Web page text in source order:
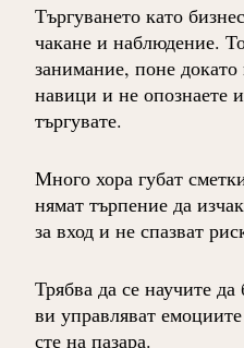
Търгуването като
чакане и наблюдение.
занимание, поне докато
навици и не опознаете
търгувате.
Много хора губат
нямат търпение да
за вход и не спазват
Трябва да се научите
ви управляват
сте на пазара.